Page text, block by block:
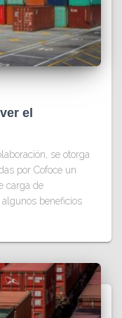
el
se otorga
por Cofoce un
carga de
beneficios